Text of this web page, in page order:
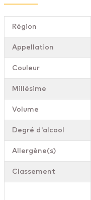
Région
Appellation
Couleur
Millésime
Volume
Degré d'alcool
Allergène(s)
Classement